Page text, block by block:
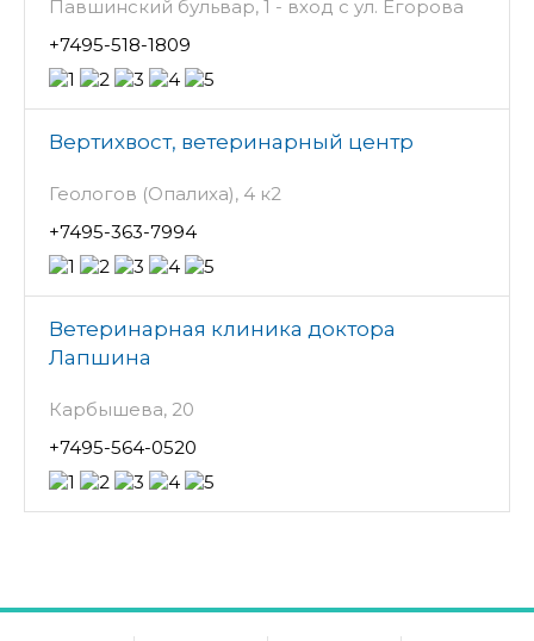
Павшинский бульвар, 1 - вход с ул. Егорова
+7495-518-1809
Вертихвост, ветеринарный центр
Геологов (Опалиха), 4 к2
+7495-363-7994
Ветеринарная клиника доктора
Лапшина
Карбышева, 20
+7495-564-0520